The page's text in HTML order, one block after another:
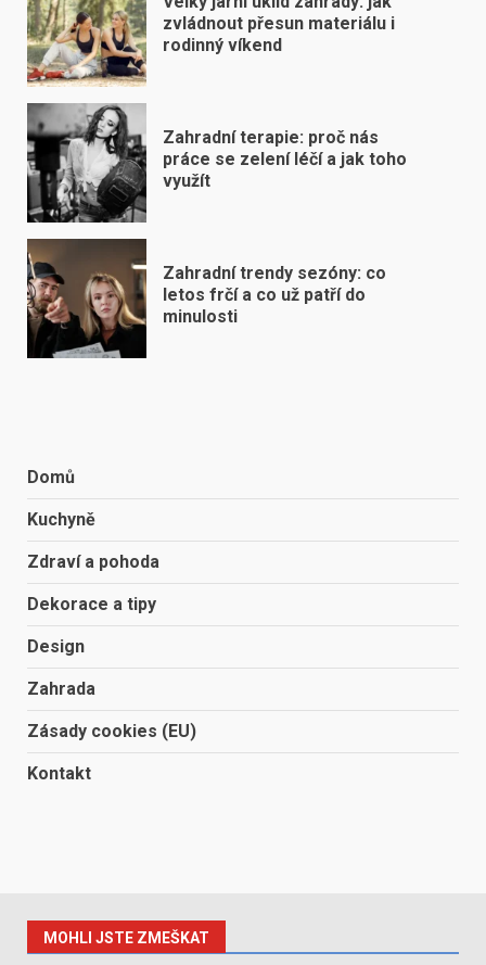
zvládnout přesun materiálu i
rodinný víkend
Zahradní terapie: proč nás
práce se zelení léčí a jak toho
využít
Zahradní trendy sezóny: co
letos frčí a co už patří do
minulosti
Domů
Kuchyně
Zdraví a pohoda
Dekorace a tipy
Design
Zahrada
Zásady cookies (EU)
Kontakt
MOHLI JSTE ZMEŠKAT